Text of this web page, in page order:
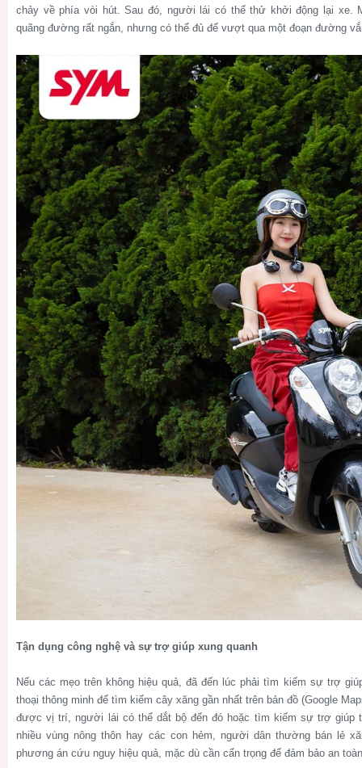
chảy về phía vòi hút. Sau đó, người lái có thể thử khởi động lại xe.
quãng đường rất ngắn, nhưng có thể đủ để vượt qua một đoạn đường
Tận dụng công nghệ và sự trợ giúp xung quanh
Nếu các mẹo trên không hiệu quả, đã đến lúc phải tìm kiếm sự trợ
thoại thông minh để tìm kiếm cây xăng gần nhất trên bản đồ (Google
được vị trí, người lái có thể dắt bộ đến đó hoặc tìm kiếm sự trợ giúp
nhiều vùng nông thôn hay các con hẻm, người dân thường bán lẻ
phương án cứu nguy hiệu quả, mặc dù cần cẩn trọng để đảm bảo an